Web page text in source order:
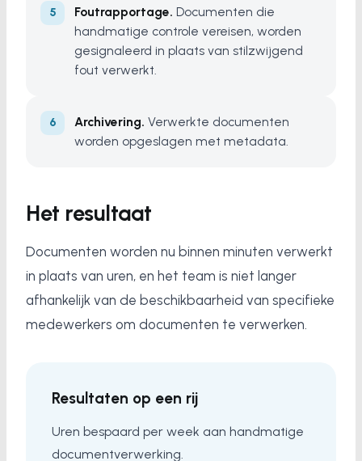
Foutrapportage. Documenten die
handmatige controle vereisen, worden
gesignaleerd in plaats van stilzwijgend
fout verwerkt.
Archivering. Verwerkte documenten
worden opgeslagen met metadata.
Het resultaat
Documenten worden nu binnen minuten verwerkt
in plaats van uren, en het team is niet langer
afhankelijk van de beschikbaarheid van specifieke
medewerkers om documenten te verwerken.
Resultaten op een rij
Uren bespaard per week aan handmatige
documentverwerking.